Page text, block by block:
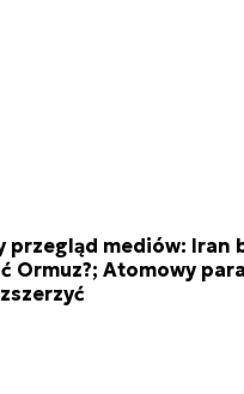
przegląd mediów: Iran
Ormuz?; Atomowy